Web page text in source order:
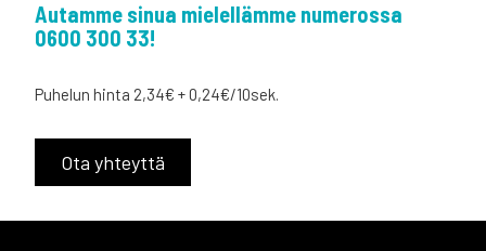
Autamme sinua mielellämme numerossa
0600 300 33!
Puhelun hinta 2,34€ + 0,24€/10sek.
Ota yhteyttä